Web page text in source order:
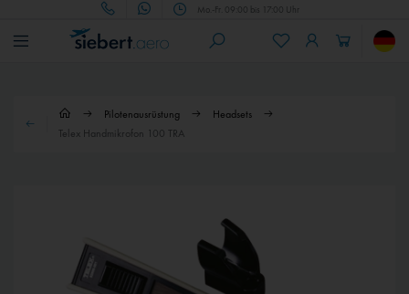
Mo.-Fr. 09:00 bis 17:00 Uhr
Pilotenausrüstung
Headsets
Telex Handmikrofon 100 TRA